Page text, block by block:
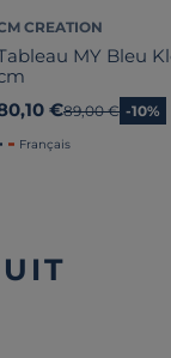
CREATION
MY Bleu
€Ancien prix
89,00 € -10%
Français